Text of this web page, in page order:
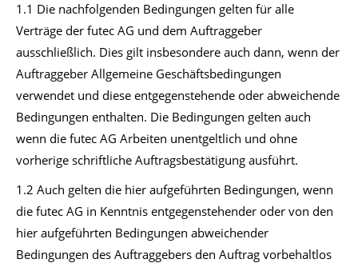
1.1 Die nachfolgenden Bedingungen gelten für alle
Verträge der futec AG und dem Auftraggeber
ausschließlich. Dies gilt insbesondere auch dann, wenn der
Auftraggeber Allgemeine Geschäftsbedingungen
verwendet und diese entgegenstehende oder abweichende
Bedingungen enthalten. Die Bedingungen gelten auch
wenn die futec AG Arbeiten unentgeltlich und ohne
vorherige schriftliche Auftragsbestätigung ausführt.
1.2 Auch gelten die hier aufgeführten Bedingungen, wenn
die futec AG in Kenntnis entgegenstehender oder von den
hier aufgeführten Bedingungen abweichender
Bedingungen des Auftraggebers den Auftrag vorbehaltlos